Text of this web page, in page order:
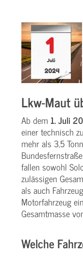
Lkw-Maut
Ab dem 1. Juli
einer technisch
mehr als 3,5
fallen sowohl
zulässigen
als auch
Motorfahrzeug
Gesamtmasse
Welche